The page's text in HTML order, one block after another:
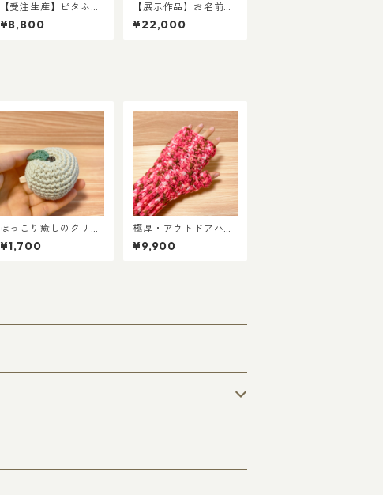
【受注生産】ピタふ
わ・ルームハンドウォ
ーマー（室内向け）
¥8,800
【展示作品】お名前ワ
ッペン付き 赤×黒グラ
デーション手袋
¥22,000
ほっこり癒しのクリー
ムりんご 手編みあみ
ぐるみ置物
¥1,700
極厚・アウトドアハン
ドウォーマー／ラズベ
リーミックス
¥9,900